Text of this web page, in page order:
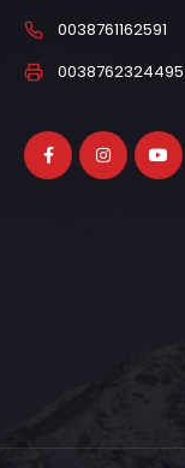
0038761162591
0038762324495